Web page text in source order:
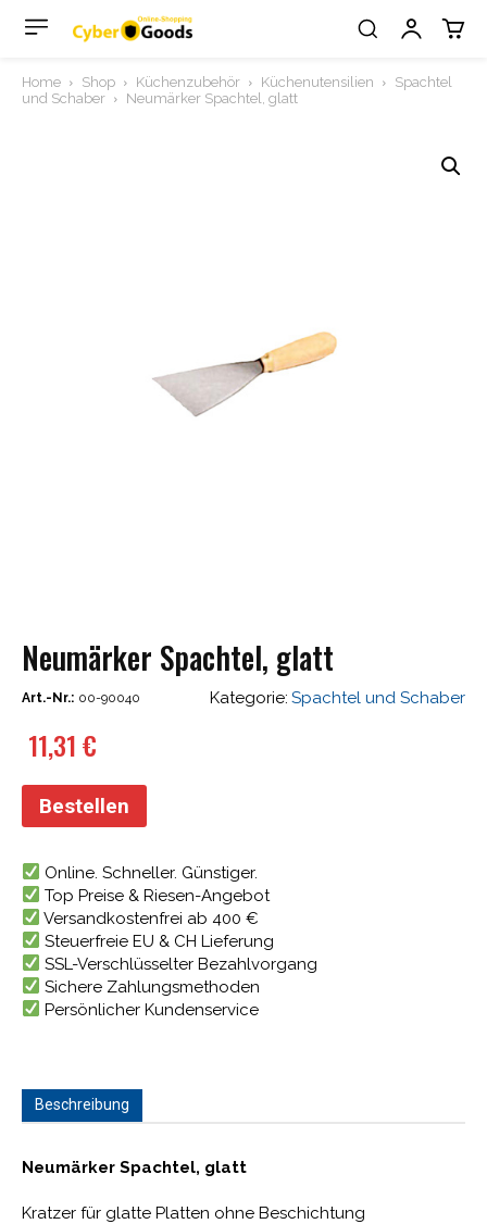
Home Shop Küchenzubehör Küchenutensilien
Spachtel
und Schaber
Neumärker Spachtel, glatt
Neumärker Spachtel, glatt
Art.-Nr.: 00-90040 Kategorie: Spachtel und Schaber
11,31€
Bestellen
Online. Schneller. Günstiger.
Top Preise & Riesen-Angebot
Versandkostenfrei ab 400 €
Steuerfreie EU & CH Lieferung
SSL-Verschlüsselter Bezahlvorgang
Sichere Zahlungsmethoden
Persönlicher Kundenservice
Beschreibung
Neumärker Spachtel, glatt
Kratzer für glatte Platten ohne Beschichtung